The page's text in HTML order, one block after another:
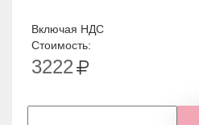
Включая НДС
Стоимость:
3222